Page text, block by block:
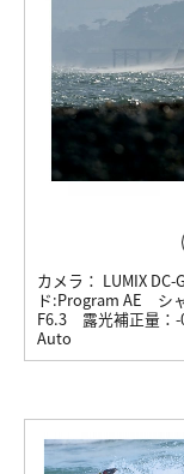
カメラ： LUMIX DC-
ド:Program AE シ
F6.3
露光補正量： -
Auto